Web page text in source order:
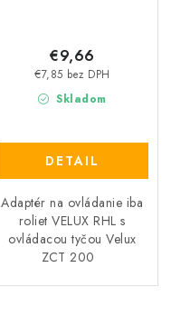
Skladom
€7,85 bez DPH
€9,66
DETAIL
Adaptér na ovládanie iba
roliet VELUX RHL s
ovládacou tyčou Velux
ZCT 200